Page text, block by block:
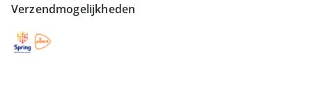
Verzendmogelijkheden